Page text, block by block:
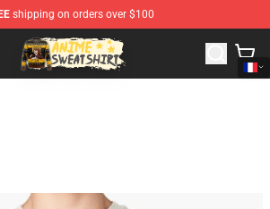
shipping on orders over $100
Store - The Best Store for Anime Fans